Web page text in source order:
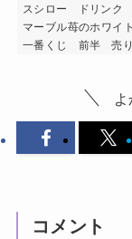
スシロー
ドリンク
マーブル苺のホワイ
一番くじ
前半 売
コメント